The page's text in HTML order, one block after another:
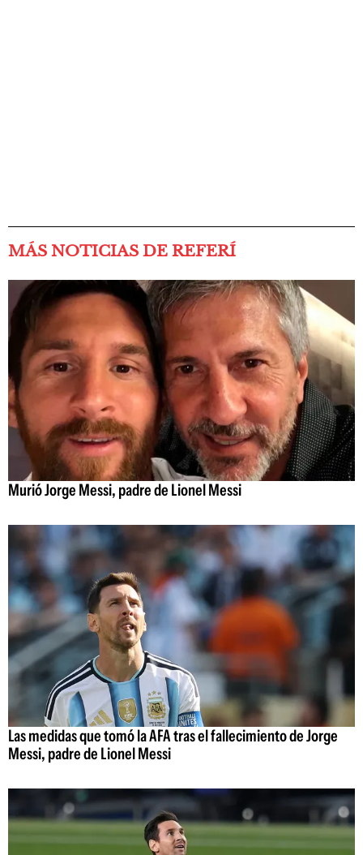
MÁS NOTICIAS DE REFERÍ
Murió Jorge Messi, padre de Lionel Messi
Las medidas que tomó la AFA tras el fallecimiento de Jorge
Messi, padre de Lionel Messi